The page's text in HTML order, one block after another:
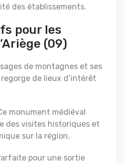
des établissements.
pour les
(09)
de montagnes et ses
de lieux d’intérêt
monument médiéval
des visites historiques et
sur la région.
pour une sortie